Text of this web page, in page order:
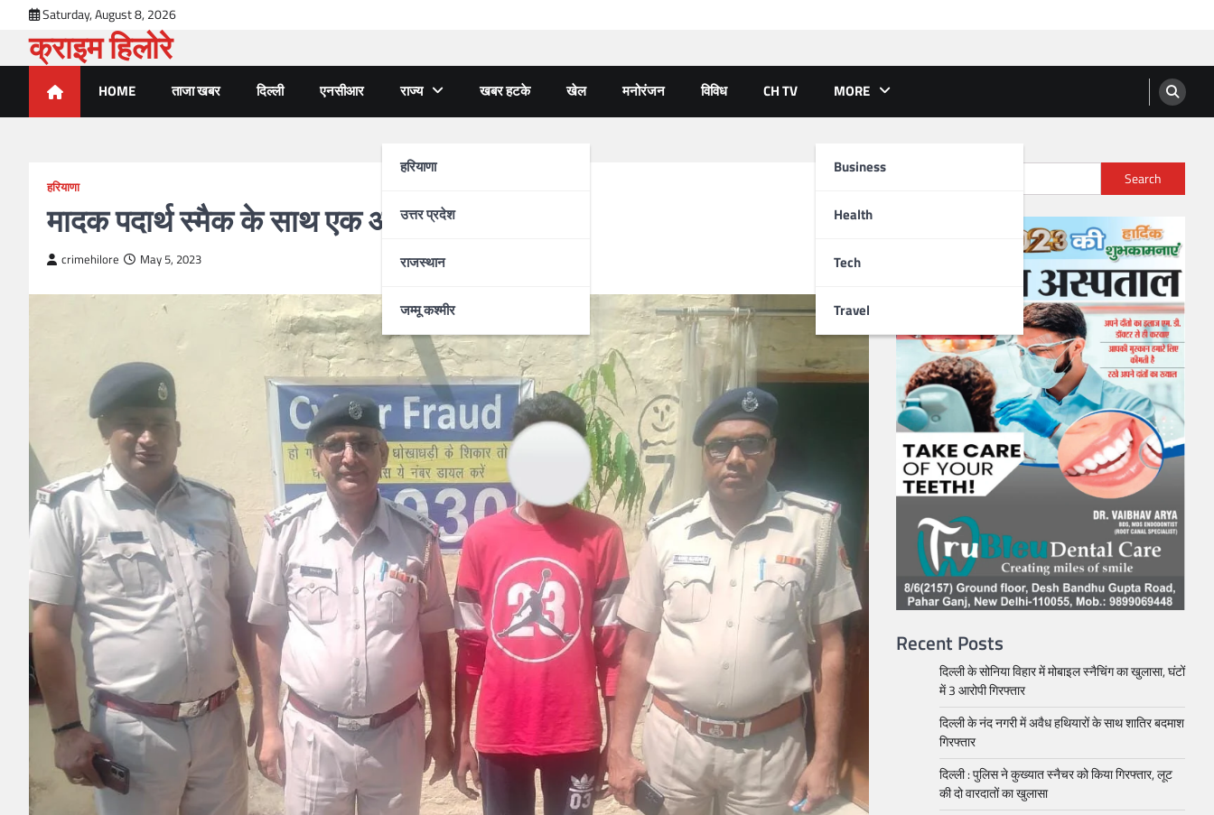
content
Saturday, August 8, 2026
क्राइम हिलोरे
HOME ताजा खबर दिल्ली एनसीआर राज्य
हरियाणा
उत्तर प्रदेश
राजस्थान
जम्मू कश्मीर
खबर हटके खेल मनोरंजन विविध CH TV MORE
Business
Health
Tech
Travel
हरियाणा
मादक पदार्थ स्मैक के साथ एक आरोपी गिरफ्तार
crimehilore May 5, 2023
Search
Recent Posts
दिल्ली के सोनिया विहार में मोबाइल स्नैचिंग का खुलासा, घंटों
में 3 आरोपी गिरफ्तार
दिल्ली के नंद नगरी में अवैध हथियारों के साथ शातिर बदमाश
गिरफ्तार
दिल्ली : पुलिस ने कुख्यात स्नैचर को किया गिरफ्तार, लूट
की दो वारदातों का खुलासा